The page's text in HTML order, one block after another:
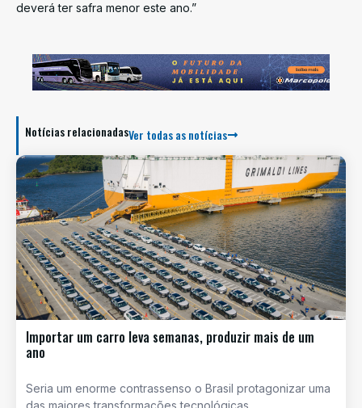
deverá ter safra menor este ano.”
Notícias relacionadasVer todas as notícias
Importar um carro leva semanas, produzir mais de um
ano
Seria um enorme contrassenso o Brasil protagonizar uma